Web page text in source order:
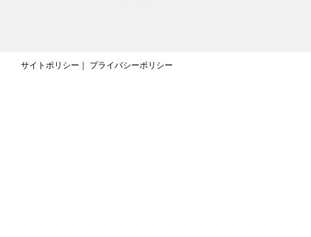
サイトポリシー プライバシーポリシー